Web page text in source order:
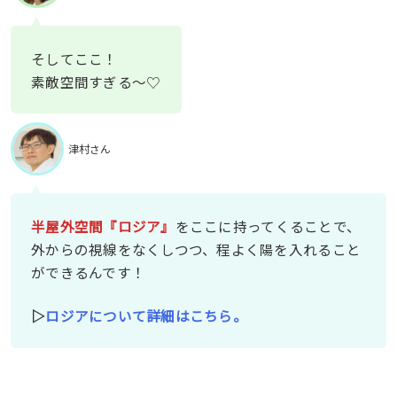
そしてここ！
素敵空間すぎる〜♡
津村さん
半屋外空間『ロジア』 をここに持ってくることで、
外からの視線をなくしつつ、程よく陽を入れること
ができるんです！
▷ロジアについて詳細はこちら。